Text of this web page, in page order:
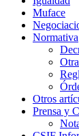
Muface
Normativa
Otros
Prensa y